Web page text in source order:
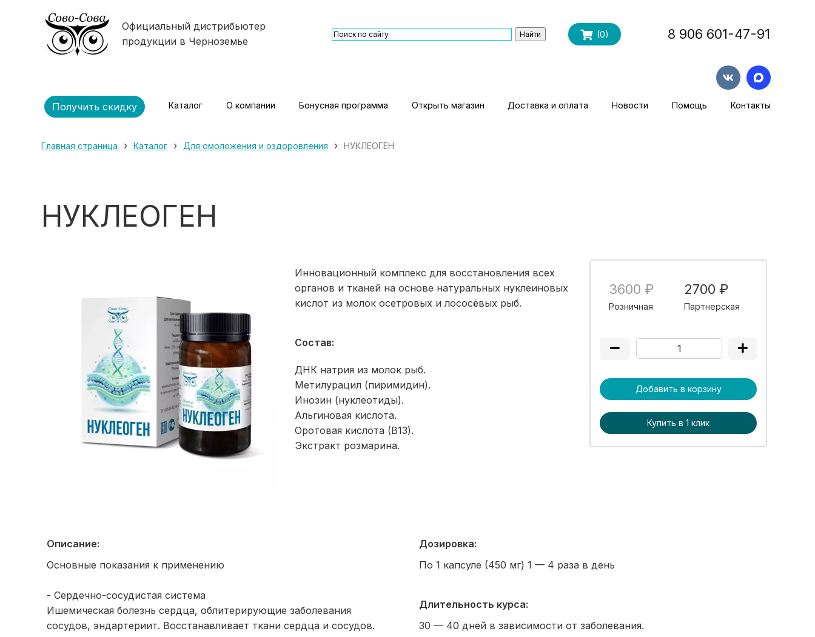
Официальный дистрибьютер
продукции в Черноземье
(0) 8 906 601-47-91
Получить скидку Каталог О компании Бонусная программа Открыть магазин Доставка и оплата Новости Помощь Контакты
Главная страница › Каталог › Для омоложения и оздоровления › НУКЛЕОГЕН
НУКЛЕОГЕН
Инновационный комплекс для восстановления всех
органов и тканей на основе натуральных нуклеиновых
кислот из молок осетровых и лососёвых рыб.
Состав:
ДНК натрия из молок рыб.
Метилурацил (пиримидин).
Инозин (нуклеотиды).
Альгиновая кислота.
Оротовая кислота (B13).
Экстракт розмарина.
3600 ₽
Розничная
2700 ₽
Партнерская
Добавить в корзину
Купить в 1 клик
Описание:
Основные показания к применению
- Сердечно-сосудистая система
Ишемическая болезнь сердца, облитерирующие заболевания
сосудов, эндартериит. Восстанавливает ткани сердца и сосудов.
Дозировка:
По 1 капсуле (450 мг) 1 — 4 раза в день
Длительность курса:
30 — 40 дней в зависимости от заболевания.